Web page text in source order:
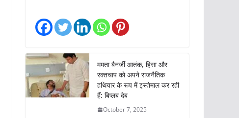
ममता बैनर्जी आतंक, हिंसा और
रक्तचाप को अपने राजनैतिक
हथियार के रूप में इस्तेमाल कर रही
हैं: बिप्लब देब
October 7, 2025